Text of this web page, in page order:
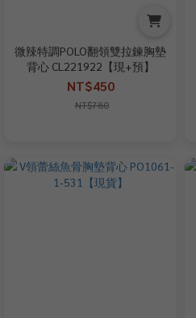
微辣特調POLO翻領雙拉鍊胸墊
背心 CL221922【現+預】
NT$450
NT$780